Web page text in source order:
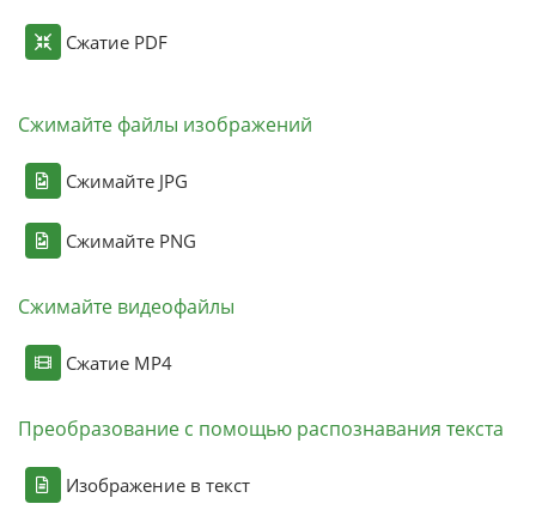
Сжатие PDF
Сжимайте файлы изображений
Сжимайте JPG
Сжимайте PNG
Сжимайте видеофайлы
Сжатие MP4
Преобразование с помощью распознавания текста
Изображение в текст